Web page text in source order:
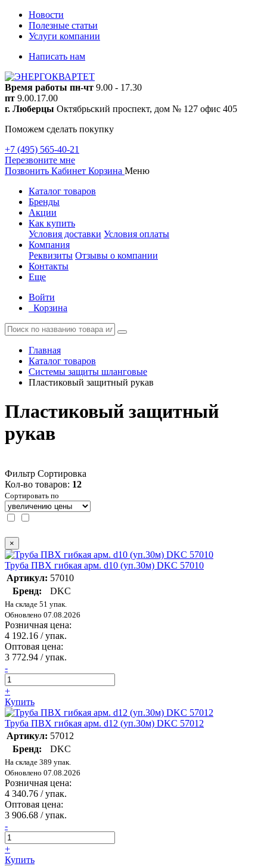
Новости
Полезные статьи
Услуги компании
Написать нам
Время работы пн-чт 9.00 - 17.30
пт 9.00.17.00
г. Люберцы Октябрьский проспект, дом № 127 офис 405
Поможем сделать покупку
+7 (495) 565-40-21
Перезвоните мне
Позвонить Кабинет Корзина Меню
Каталог товаров
Бренды
Акции
Как купить
Условия доставки Условия оплаты
Компания
Реквизиты Отзывы о компании
Контакты
Еще
Войти
Корзина
Главная
Каталог товаров
Системы защиты шланговые
Пластиковый защитный рукав
Пластиковый защитный
рукав
Фильтр Сортировка
Кол-во товаров: 12
Сортировать по
×
Труба ПВХ гибкая арм. d10 (уп.30м) DKC 57010
Артикул: 57010
Бренд:
DKC
На складе 51 упак.
Обновлено 07.08.2026
Розничная цена:
4 192.16 / упак.
Оптовая цена:
3 772.94 / упак.
-
+
Купить
Труба ПВХ гибкая арм. d12 (уп.30м) DKC 57012
Артикул: 57012
Бренд:
DKC
На складе 389 упак.
Обновлено 07.08.2026
Розничная цена:
4 340.76 / упак.
Оптовая цена:
3 906.68 / упак.
-
+
Купить